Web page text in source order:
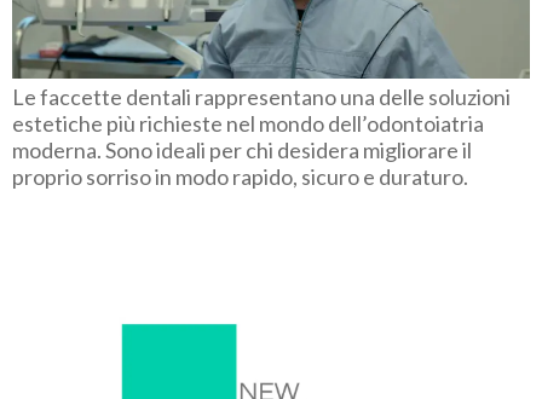
Le faccette dentali rappresentano una delle soluzioni
estetiche più richieste nel mondo dell’odontoiatria
moderna. Sono ideali per chi desidera migliorare il
proprio sorriso in modo rapido, sicuro e duraturo.